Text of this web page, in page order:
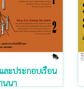
ละประกอบเรือน
นนา